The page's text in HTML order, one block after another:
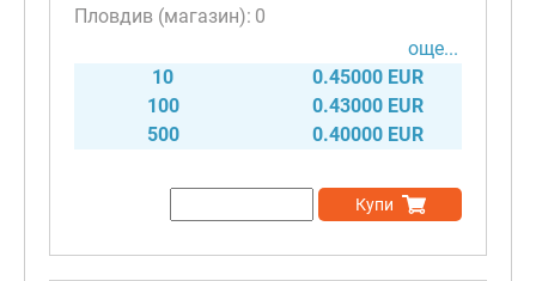
0
още...
10
0.45000 EUR
100
0.43000 EUR
500
0.40000 EUR
Купи